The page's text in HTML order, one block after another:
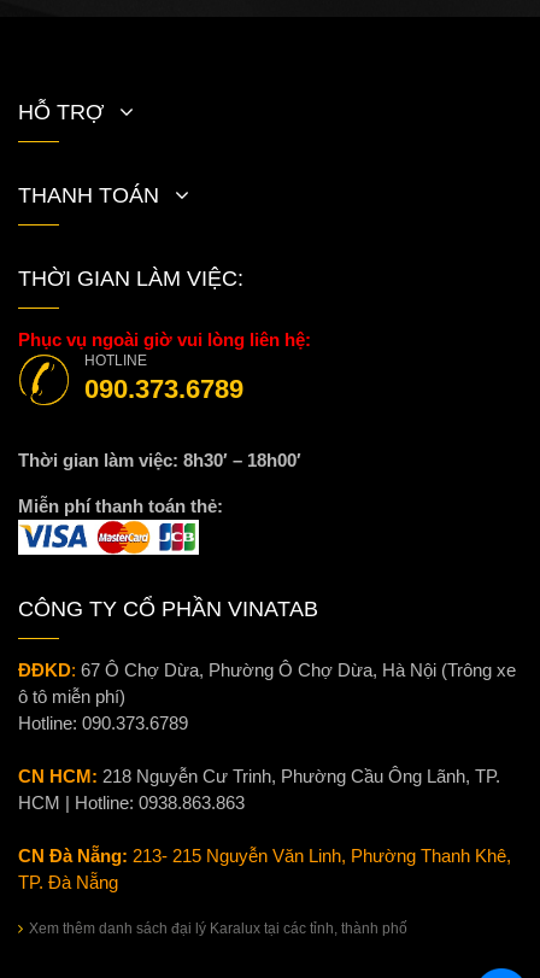
HỖ TRỢ
THANH TOÁN
THỜI GIAN LÀM VIỆC:
Phục vụ ngoài giờ vui lòng liên hệ:
HOTLINE
090.373.6789
Thời gian làm việc: 8h30′ – 18h00′
Miễn phí thanh toán thẻ:
CÔNG TY CỔ PHẦN VINATAB
ĐĐKD: 67 Ô Chợ Dừa, Phường Ô Chợ Dừa, Hà Nội (Trông xe
ô tô miễn phí)
Hotline: 090.373.6789
CN HCM: 218 Nguyễn Cư Trinh, Phường Cầu Ông Lãnh, TP.
HCM | Hotline: 0938.863.863
CN Đà Nẵng: 213- 215 Nguyễn Văn Linh, Phường Thanh Khê,
TP. Đà Nẵng
Xem thêm danh sách đại lý Karalux tại các tỉnh, thành phố